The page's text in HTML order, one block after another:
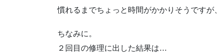
慣れるまでちょっと時間がかかりそうですが
ちなみに。
２回目の修理に出した結果は…